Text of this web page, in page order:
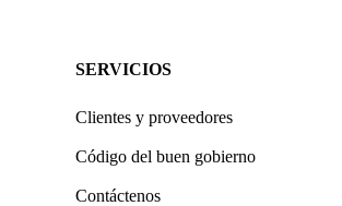
SERVICIOS
Clientes y proveedores
Código del buen gobierno
Contáctenos